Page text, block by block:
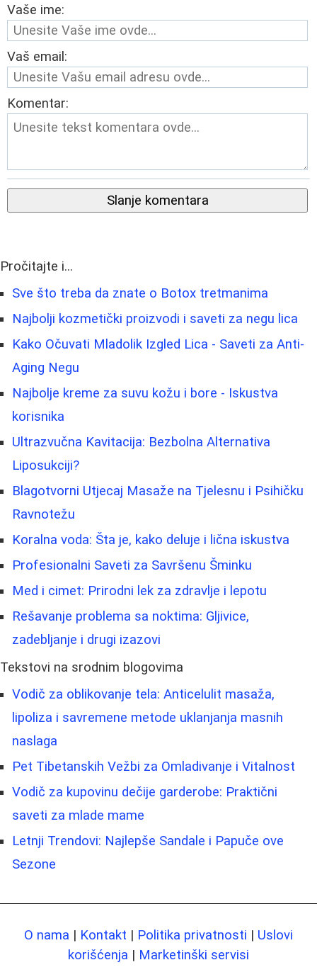
Vaše ime:
Vaš email:
Komentar:
Slanje komentara
Pročitajte i...
Sve što treba da znate o Botox tretmanima
Najbolji kozmetički proizvodi i saveti za negu lica
Kako Očuvati Mladolik Izgled Lica - Saveti za Anti-
Aging Negu
Najbolje kreme za suvu kožu i bore - Iskustva
korisnika
Ultrazvučna Kavitacija: Bezbolna Alternativa
Liposukciji?
Blagotvorni Utjecaj Masaže na Tjelesnu i Psihičku
Ravnotežu
Koralna voda: Šta je, kako deluje i lična iskustva
Profesionalni Saveti za Savršenu Šminku
Med i cimet: Prirodni lek za zdravlje i lepotu
Rešavanje problema sa noktima: Gljivice,
zadebljanje i drugi izazovi
Tekstovi na srodnim blogovima
Vodič za oblikovanje tela: Anticelulit masaža,
lipoliza i savremene metode uklanjanja masnih
naslaga
Pet Tibetanskih Vežbi za Omladivanje i Vitalnost
Vodič za kupovinu dečije garderobe: Praktični
saveti za mlade mame
Letnji Trendovi: Najlepše Sandale i Papuče ove
Sezone
O nama | Kontakt | Politika privatnosti | Uslovi
korišćenja | Marketinški servisi